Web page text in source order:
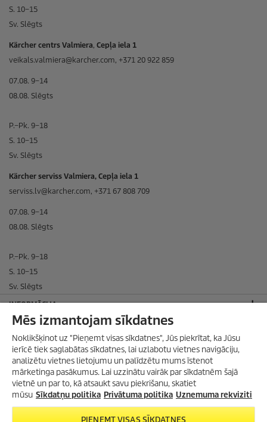
S. 10–15
Sv. Slēgts
Kärcher centrs Valmiera, Cepļa iela 1
veikals.valmiera@karcher.com, +371 20 922 859
07.08. 9–14
08.08. Slēgts
P.–Pk. 9–18
S. 10–15
Sv. Slēgts
Kärcher serviss Valmiera, Cepļa iela 1
serviss.lv@karcher.com, +371 67 808 709
07.08. 9–14
08.08. Slēgts
P.–Pk. 9–18
S. 10–15
Sv. Slēgts
INFORMĀCIJA
BIEDRS ORGANIZĀCIJĀ
SADARBOJAMIES AR
JURIDISKĀ INFORMĀCIJA
Privātuma politika
Sīkdatņu politika
Mēs izmantojam sīkdatnes
Noklikšķinot uz "Pieņemt visas sīkdatnes", Jūs piekrītat, ka Jūsu
ierīcē tiek saglabātas sīkdatnes, lai uzlabotu vietnes navigāciju,
analizētu vietnes lietojumu un palīdzētu mums īstenot
mārketinga pasākumus. Lai uzzinātu vairāk par sīkdatnēm šajā
vietnē un par to, kā atsaukt savu piekrišanu, skatiet
mūsu Sīkdatņu politika Privātuma politika Uznemuma rekviziti
PIEŅEMT VISAS SĪKDATNES